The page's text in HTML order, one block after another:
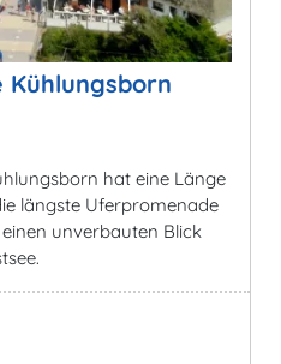
Kühlungsborn
hat eine Länge
längste Uferpromenade
unverbauten Blick